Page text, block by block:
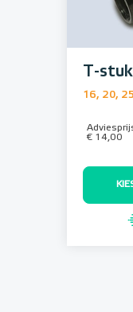
T-
16, 20,
€ 14,00